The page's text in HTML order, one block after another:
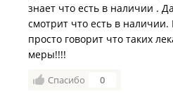
знает что есть в наличии .
смотрит что есть в
просто говорит что таких
меры!!!!
Спасибо 0